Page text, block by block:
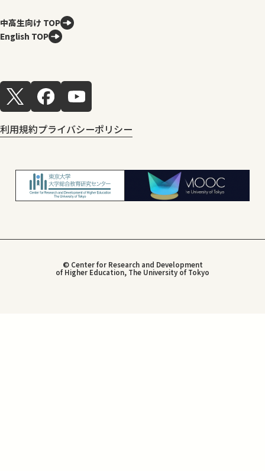
中高生向け TOP
English TOP
利用規約プライバシーポリシー
© Center for Research and Development
of Higher Education, The University of Tokyo